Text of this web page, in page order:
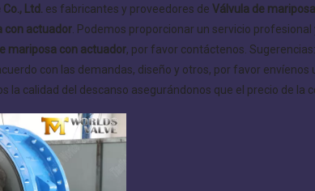
Ltd. es fabricantes y proveedores de Válvula de
con actuador. Podemos proporcionar un servicio
mariposa con actuador, por favor contáctenos.
con las demandas, diseño y otros, por favor
la calidad del descanso asegurándonos que el precio de la